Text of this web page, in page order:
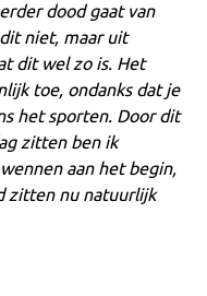
dood gaat van
niet, maar uit
dit wel zo is. Het
toe, ondanks dat je
het sporten. Door dit
zitten ben ik
aan het begin,
zitten nu natuurlijk